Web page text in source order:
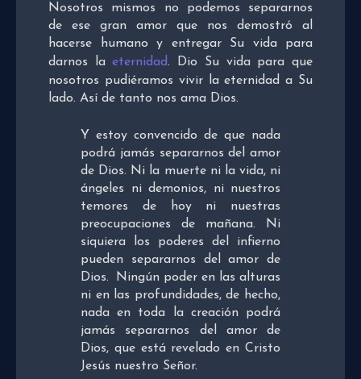
Nosotros mismos no podemos separarnos
de ese gran amor que nos demostró al
hacerse humano y entregar Su vida para
darnos laeternidad. Dio Su vida para que
nosotros pudiéramos vivir la eternidad a Su
lado. Así de tanto nos ama Dios.
Y estoy convencido de que nada
podrá jamás separarnos del amor
de Dios. Ni la muerte ni la vida, ni
ángeles ni demonios, ni nuestros
temores de hoy ni nuestras
preocupaciones de mañana. Ni
siquiera los poderes del infierno
pueden separarnos del amor de
Dios.
Ningún poder en las alturas
ni en las profundidades, de hecho,
nada en toda la creación podrá
jamás separarnos del amor de
Dios, que está revelado en Cristo
Jesús nuestro Señor.